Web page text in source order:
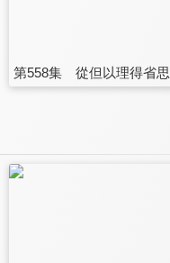
第558集 從但以理得省思